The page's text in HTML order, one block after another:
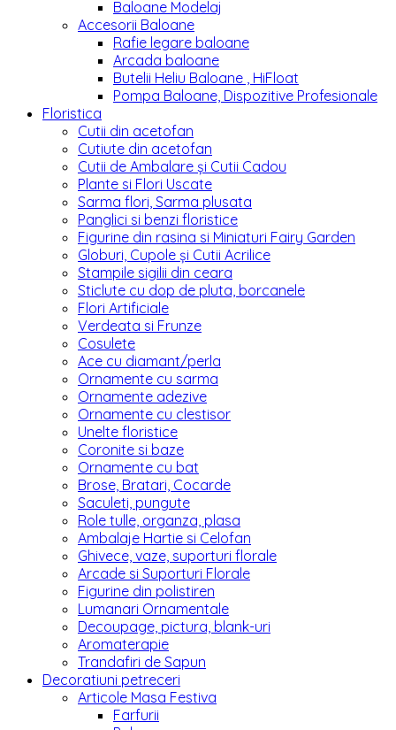
Baloane Modelaj
Accesorii Baloane
Rafie legare baloane
Arcada baloane
Butelii Heliu Baloane , HiFloat
Pompa Baloane, Dispozitive Profesionale
Floristica
Cutii din acetofan
Cutiute din acetofan
Cutii de Ambalare și Cutii Cadou
Plante si Flori Uscate
Sarma flori, Sarma plusata
Panglici si benzi floristice
Figurine din rasina si Miniaturi Fairy Garden
Globuri, Cupole și Cutii Acrilice
Stampile sigilii din ceara
Sticlute cu dop de pluta, borcanele
Flori Artificiale
Verdeata si Frunze
Cosulete
Ace cu diamant/perla
Ornamente cu sarma
Ornamente adezive
Ornamente cu clestisor
Unelte floristice
Coronite si baze
Ornamente cu bat
Brose, Bratari, Cocarde
Saculeti, pungute
Role tulle, organza, plasa
Ambalaje Hartie si Celofan
Ghivece, vaze, suporturi florale
Arcade si Suporturi Florale
Figurine din polistiren
Lumanari Ornamentale
Decoupage, pictura, blank-uri
Aromaterapie
Trandafiri de Sapun
Decoratiuni petreceri
Articole Masa Festiva
Farfurii